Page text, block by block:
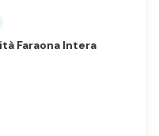
Faraona Intera